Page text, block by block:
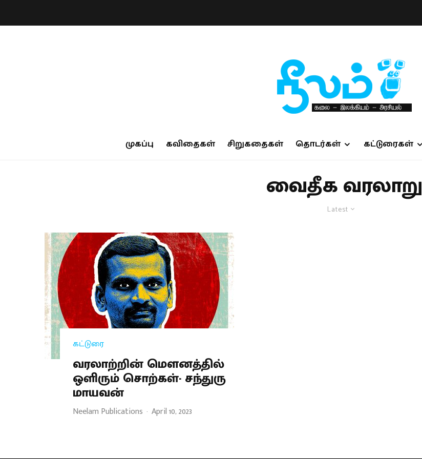
முகப்பு கவிதைகள் சிறுகதைகள் தொடர்கள் கட்டுரைகள்
வைதீக வரலாறு
Latest
கட்டுரை
வரலாற்றின் மௌனத்தில்
ஒளிரும் சொற்கள்- சந்துரு
மாயவன்
Neelam Publications · April 10, 2023